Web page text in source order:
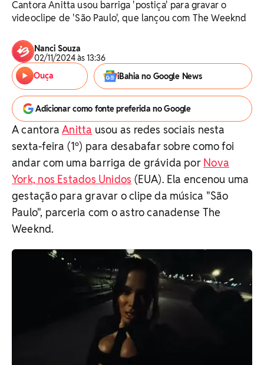
Cantora Anitta usou barriga 'postiça' para gravar o
videoclipe de 'São Paulo', que lançou com The Weeknd
Nanci Souza
02/11/2024 às 13:36
Ouça
iBahia no Google News
Adicionar como fonte preferida no Google
A cantoraAnitta usou as redes sociais nesta
sexta-feira (1º) para desabafar sobre como foi
andar com uma barriga de grávida por Nova
York, nos Estados Unidos (EUA). Ela encenou uma
gestação para gravar o clipe da música "São
Paulo", parceria com o astro canadense The
Weeknd.